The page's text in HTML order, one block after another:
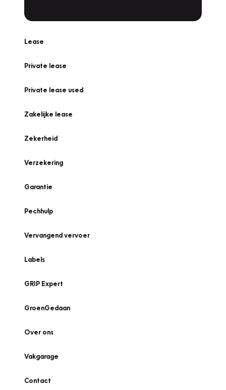
Lease
Private lease
Private lease used
Zakelijke lease
Zekerheid
Verzekering
Garantie
Pechhulp
Vervangend vervoer
Labels
GRIP Expert
GroenGedaan
Over ons
Vakgarage
Contact